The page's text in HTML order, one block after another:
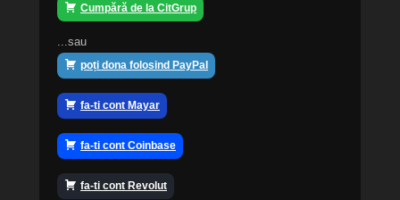
Cumpără de la CitGrup
...sau
poți dona folosind PayPal
fa-ti cont Mayar
fa-ti cont Coinbase
fa-ti cont Revolut